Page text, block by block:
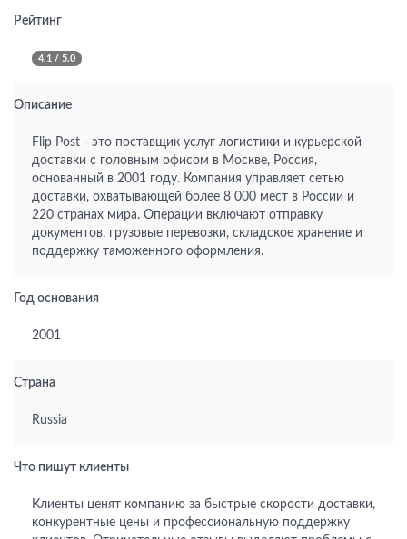
Рейтинг
4.1 / 5.0
Описание
Flip Post - это поставщик услуг логистики и курьерской
доставки с головным офисом в Москве, Россия,
основанный в 2001 году. Компания управляет сетью
доставки, охватывающей более 8 000 мест в России и
220 странах мира. Операции включают отправку
документов, грузовые перевозки, складское хранение и
поддержку таможенного оформления.
Год основания
2001
Страна
Russia
Что пишут клиенты
Клиенты ценят компанию за быстрые скорости доставки,
конкурентные цены и профессиональную поддержку